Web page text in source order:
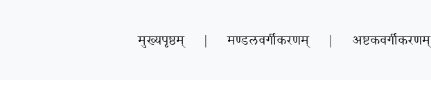
मुख्यपृष्ठम् | मण्डलवर्गीकरणम् | अष्टकवर्गीकरणम्